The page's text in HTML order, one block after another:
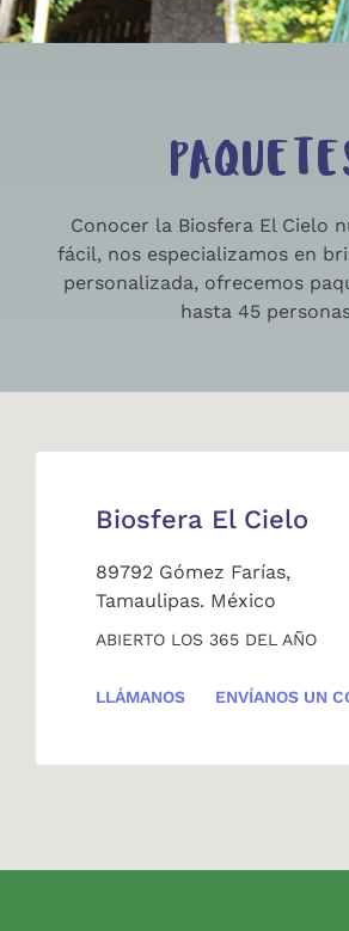
Conocer la Biosfera El Cielo
fácil, nos especializamos en
personalizada, ofrecemos
hasta 45
Biosfera El Cielo
89792 Gómez Farías,
Tamaulipas. México
ABIERTO LOS 365 DEL AÑO
LLÁMANOS ENVÍANOS UN